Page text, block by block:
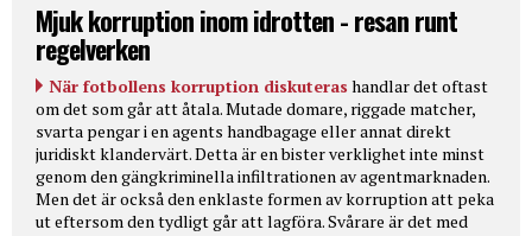
Mjuk korruption inom idrotten - resan runt
regelverken
När fotbollens korruption diskuteras handlar det oftast
om det som går att åtala. Mutade domare, riggade matcher,
svarta pengar i en agents handbagage eller annat direkt
juridiskt klandervärt. Detta är en bister verklighet inte minst
genom den gängkriminella infiltrationen av agentmarknaden.
Men det är också den enklaste formen av korruption att peka
ut eftersom den tydligt går att lagföra. Svårare är det med